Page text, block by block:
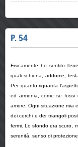
P. 54
Fisicamente ho sentito
quali schiena, addome,
Per quanto riguarda
ed armonia, come se
amore. Ogni situazione mia
dei cerchi e dei triangoli
fermi. Lo sfondo era scuro,
serenità, senso di protezione